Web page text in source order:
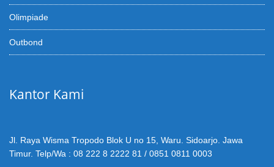
Olimpiade
Outbond
Kantor Kami
Jl. Raya Wisma Tropodo Blok U no 15, Waru. Sidoarjo. Jawa
Timur. Telp/Wa : 08 222 8 2222 81 / 0851 0811 0003